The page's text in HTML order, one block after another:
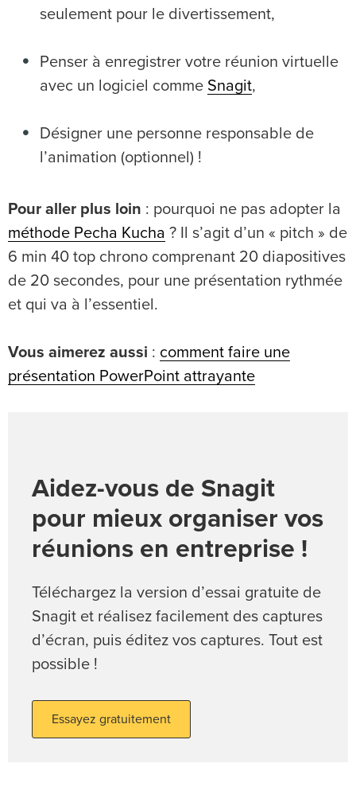
seulement pour le divertissement,
Penser à enregistrer votre réunion virtuelle
avec un logiciel comme Snagit,
Désigner une personne responsable de
l’animation (optionnel) !
Pour aller plus loin : pourquoi ne pas adopter la
méthode Pecha Kucha ? Il s’agit d’un « pitch » de
6 min 40 top chrono comprenant 20 diapositives
de 20 secondes, pour une présentation rythmée
et qui va à l’essentiel.
Vous aimerez aussi : comment faire une
présentation PowerPoint attrayante
Aidez-vous de Snagit
pour mieux organiser vos
réunions en entreprise !
Téléchargez la version d’essai gratuite de
Snagit et réalisez facilement des captures
d’écran, puis éditez vos captures. Tout est
possible !
Essayez gratuitement